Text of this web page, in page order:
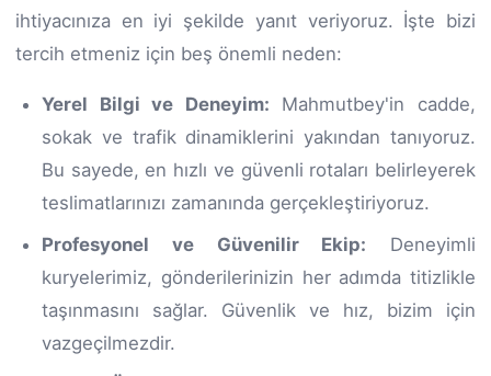
ihtiyacınıza en iyi şekilde yanıt veriyoruz. İşte bizi
tercih etmeniz için beş önemli neden:
Yerel Bilgi ve Deneyim: Mahmutbey'in cadde,
sokak ve trafik dinamiklerini yakından tanıyoruz.
Bu sayede, en hızlı ve güvenli rotaları belirleyerek
teslimatlarınızı zamanında gerçekleştiriyoruz.
Profesyonel ve Güvenilir Ekip: Deneyimli
kuryelerimiz, gönderilerinizin her adımda titizlikle
taşınmasını sağlar. Güvenlik ve hız, bizim için
vazgeçilmezdir.